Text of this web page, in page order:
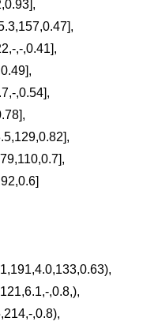
,-,0.41],
,0.54],
,0.8,),
,0.8),